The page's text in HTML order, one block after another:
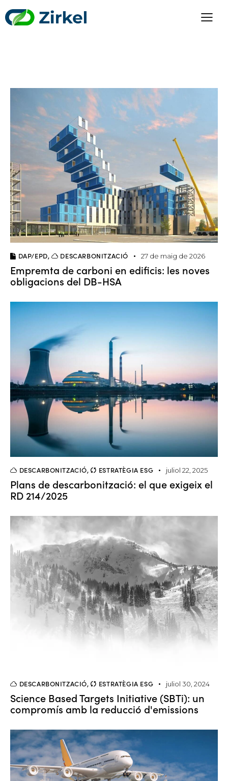
DAP/EPD, DESCARBONITZACIÓ 27 de maig de 2026
Empremta de carboni en edificis: les noves
obligacions del DB-HSA
DESCARBONITZACIÓ, ESTRATÈGIA ESG juliol 22, 2025
Plans de descarbonització: el que exigeix el
RD 214/2025
DESCARBONITZACIÓ, ESTRATÈGIA ESG juliol 30, 2024
Science Based Targets Initiative (SBTi): un
compromís amb la reducció d'emissions